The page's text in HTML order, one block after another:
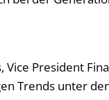
Vice President
Trends unter